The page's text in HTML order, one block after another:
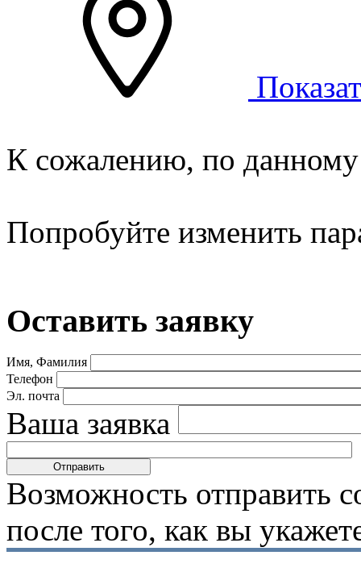
К сожалению, по данному
Попробуйте изменить
Оставить заявку
Имя, Фамилия
Телефон
Эл. почта
Ваша заявка
Возможность отправить
после того, как вы